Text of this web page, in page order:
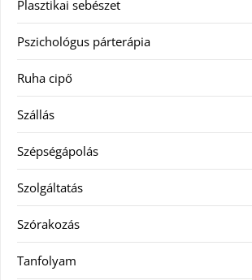
Plasztikai sebészet
Pszichológus párterápia
Ruha cipő
Szállás
Szépségápolás
Szolgáltatás
Szórakozás
Tanfolyam